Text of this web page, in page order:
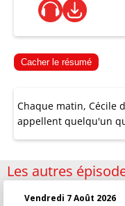
Cacher le résumé
Chaque matin, Cécile
appellent quelqu'un
Les autres
Vendredi 7 Août 2026